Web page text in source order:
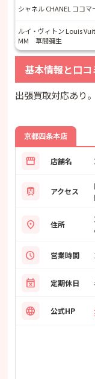
シャネル CHANEL ココ
ルイ・ヴィトン Louis
MM 草間彌生
基本情報と口コ
出張買取対応あり。
京都四条本店
storefront 店舗名
train アクセス
location_on 住所
schedule 営業時間
event_busy 定期休日
language 公式HP